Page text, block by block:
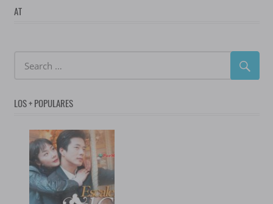
AT
LOS + POPULARES